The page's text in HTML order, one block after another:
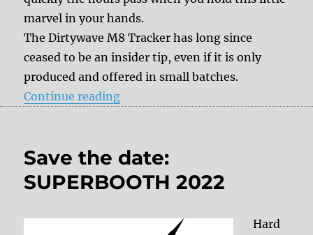
marvel in your hands.
The Dirtywave M8 Tracker has long since
ceased to be an insider tip, even if it is only
produced and offered in small batches.
Continue reading“7 questions to Timothy Lamb
Save the date:
SUPERBOOTH 2022
Hard